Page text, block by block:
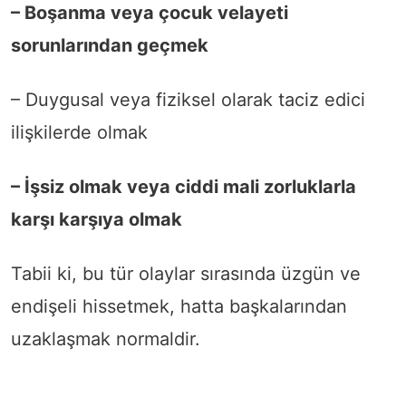
– Boşanma veya çocuk velayeti
sorunlarından geçmek
– Duygusal veya fiziksel olarak taciz edici
ilişkilerde olmak
– İşsiz olmak veya ciddi mali zorluklarla
karşı karşıya olmak
Tabii ki, bu tür olaylar sırasında üzgün ve
endişeli hissetmek, hatta başkalarından
uzaklaşmak normaldir.